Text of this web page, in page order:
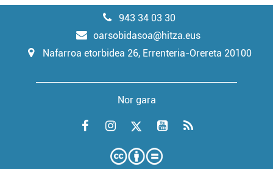
943 34 03 30
oarsobidasoa@hitza.eus
Nafarroa etorbidea 26, Errenteria-Orereta 20100
Nor gara